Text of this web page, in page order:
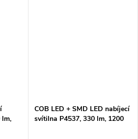
lm,
COB LED + SMD LED nabíjecí
svítilna P4537, 330 lm, 1200